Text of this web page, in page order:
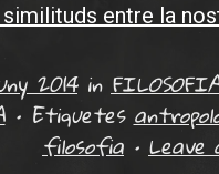
entre la
2014 in
• Etiquetes
filosofia • Leave